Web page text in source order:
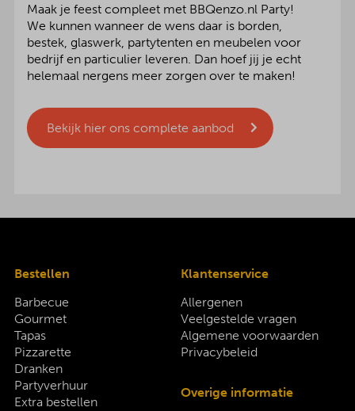
Maak je feest compleet met BBQenzo.nl Party!
We kunnen wanneer de wens daar is borden,
bestek, glaswerk, partytenten en meubelen voor
bedrijf en particulier leveren. Dan hoef jij je echt
helemaal nergens meer zorgen over te maken!
Bekijk hier ons complete aanbod
Bestellen
Barbecue
Gourmet
Tapas
Pizzarette
Dranken
Partyverhuur
Extra bestellen
Klantenservice
Allergenen
Veelgestelde vragen
Algemene voorwaarden
Privacybeleid
Overige informatie